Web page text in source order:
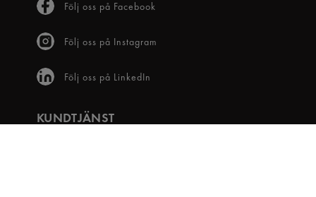
Följ oss på Facebook
Följ oss på Instagram
Följ oss på LinkedIn
KUNDTJÄNST